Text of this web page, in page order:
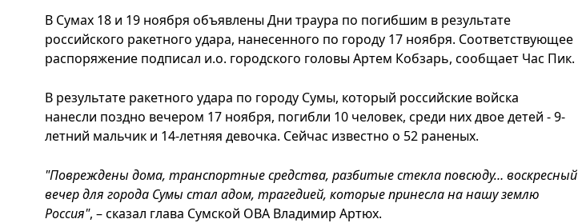
В Сумах 18 и 19 ноября объявлены Дни траура по погибшим в результате
российского ракетного удара, нанесенного по городу 17 ноября. Соответствующее
распоряжение подписал и.о. городского головы Артем Кобзарь, сообщает Час Пик.
В результате ракетного удара по городу Сумы, который российские войска
нанесли поздно вечером 17 ноября, погибли 10 человек, среди них двое детей - 9-
летний мальчик и 14-летняя девочка. Сейчас известно о 52 раненых.
"Повреждены дома, транспортные средства, разбитые стекла повсюду… воскресный
вечер для города Сумы стал адом, трагедией, которые принесла на нашу землю
Россия", – сказал глава Сумской ОВА Владимир Артюх.